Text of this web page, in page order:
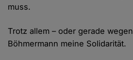
muss.
Trotz allem – oder gerade
Böhmermann meine Solidarität.